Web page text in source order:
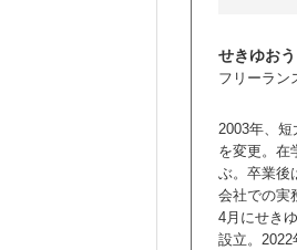
せきゆおう
フリーラン
2003年、
を変更。在
ぶ。卒業後
会社での実
4月にせき
設立。